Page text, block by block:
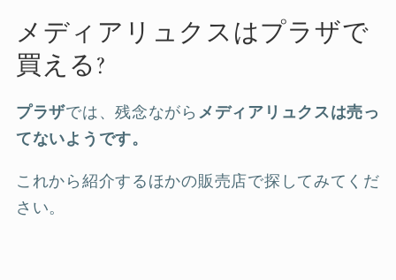
メディアリュクスはプラザで
買える?
プラザでは、残念ながら メディアリュクスは売っ
てないようです。
これから紹介するほかの販売店で探してみてくだ
さい。